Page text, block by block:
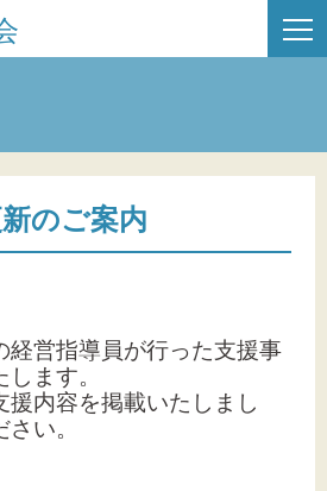
者・創業者の方へ
市商工会について
お問い合わせ
のご案内
経営指導員が行った支援事
ます。
援内容を掲載いたしまし
い。